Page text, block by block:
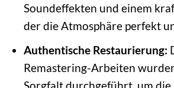
Soundeffekten und einem
der die Atmosphäre perfekt
Authentische Restaurierung:
Remastering-Arbeiten